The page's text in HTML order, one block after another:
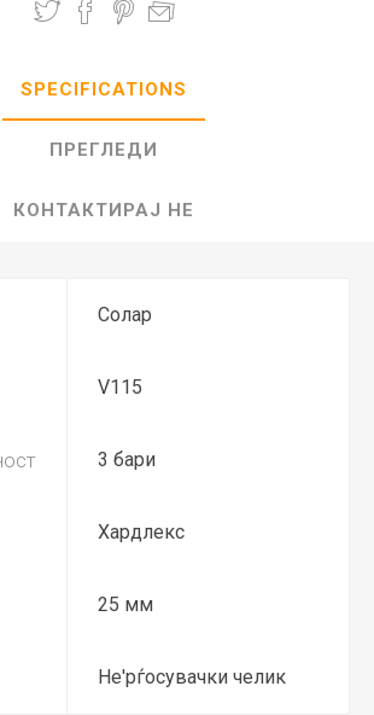
SPECIFICATIONS
ПРЕГЛЕДИ
КОНТАКТИРАЈ НЕ
Солар
V115
3 бари
Хардлекс
25 мм
Не'рѓосувачки челик